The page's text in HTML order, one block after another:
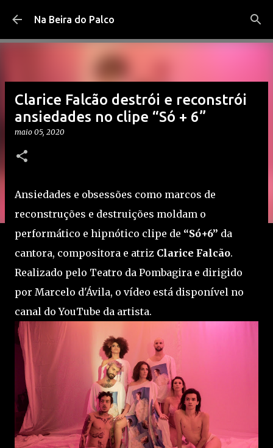
Pular para o conteúdo principal
Na Beira do Palco
Clarice Falcão destrói e reconstrói
ansiedades no clipe “Só + 6”
maio 05, 2020
Ansiedades e obsessões como marcos de
reconstruções e destruições moldam o
performático e hipnótico clipe de “Só+6” da
cantora, compositora e atriz Clarice Falcão.
Realizado pelo Teatro da Pombagira e dirigido
por Marcelo d'Ávila, o vídeo está disponível no
canal do YouTube da artista.